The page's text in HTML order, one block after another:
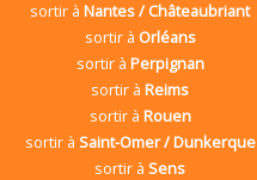
sortir àNantes / Châteaubriant
sortir à Orléans
sortir à Perpignan
sortir àReims
sortir à Rouen
sortir à Saint-Omer / Dunkerque
sortir àSens